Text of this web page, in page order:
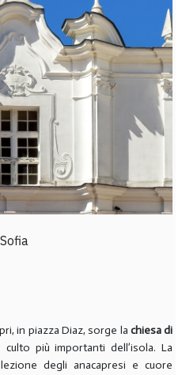
in piazza Diaz, sorge la chiesa di
più importanti dell’isola. La
degli anacapresi e cuore